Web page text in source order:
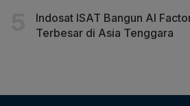
Indosat ISAT Bangun AI
Terbesar di Asia Tenggara